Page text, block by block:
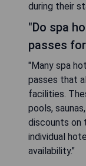
during their
"Do spa
passes
"Many spa
passes that
facilities.
pools,
discounts on
individual
availability."